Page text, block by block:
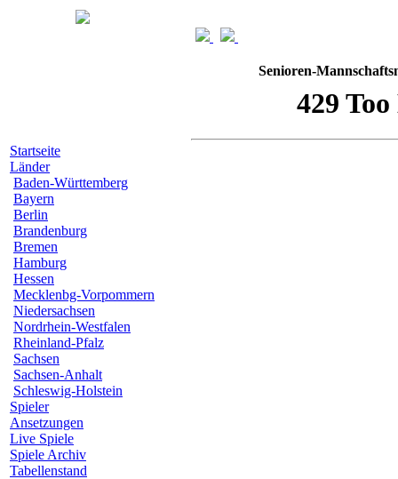
Startseite
Länder
Baden-Württemberg
Bayern
Berlin
Brandenburg
Bremen
Hamburg
Hessen
Mecklenbg-Vorpommern
Niedersachsen
Nordrhein-Westfalen
Rheinland-Pfalz
Sachsen
Sachsen-Anhalt
Schleswig-Holstein
Spieler
Ansetzungen
Live Spiele
Spiele Archiv
Tabellenstand
Senioren-